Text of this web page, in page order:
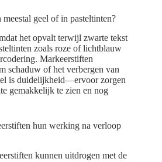
geel of in pasteltinten?
het opvalt terwijl zwarte tekst
zoals roze of lichtblauw
Markeerstiften
schaduw of het verbergen van
is duidelijkheid—ervoor zorgen
gemakkelijk te zien en nog
hun werking na verloop
kunnen uitdrogen met de